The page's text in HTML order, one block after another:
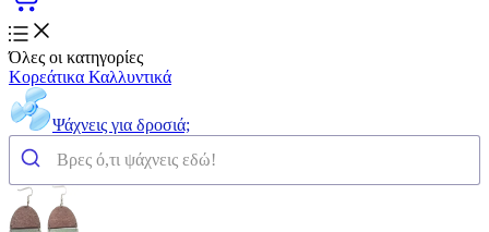
Όλες οι κατηγορίες
Κορεάτικα Καλλυντικά
Ψάχνεις για δροσιά;